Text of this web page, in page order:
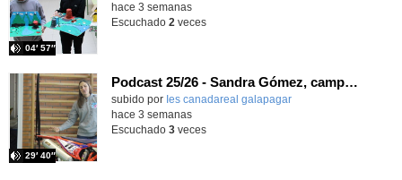
04′ 57″
hace 3 semanas
Escuchado 2 veces
Podcast 25/26 - Sandra Gómez, campeona de Enduro
subido por Ies canadareal galapagar
29′ 40″
-
hace 3 semanas
Escuchado 3veces